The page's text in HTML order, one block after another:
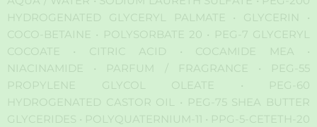
HYDROGENATED GLYCERYL PALMATE • GLYCERIN •
COCO-BETAINE • POLYSORBATE 20 • PEG-7 GLYCERYL
COCOATE • CITRIC ACID • COCAMIDE MEA •
NIACINAMIDE • PARFUM / FRAGRANCE • PEG-55
PROPYLENE GLYCOL OLEATE • PEG-60
HYDROGENATED CASTOR OIL • PEG-75 SHEA BUTTER
GLYCERIDES • POLYQUATERNIUM-11 • PPG-5-CETETH-20